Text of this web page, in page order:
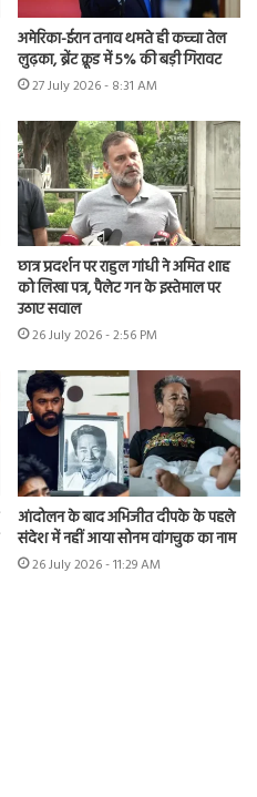
अमेरिका-ईरान तनाव थमते ही कच्चा तेल
लुढ़का, ब्रेंट क्रूड में 5% की बड़ी गिरावट
27 July 2026 - 8:31 AM
छात्र प्रदर्शन पर राहुल गांधी ने अमित शाह
को लिखा पत्र, पैलेट गन के इस्तेमाल पर
उठाए सवाल
26 July 2026 - 2:56 PM
आंदोलन के बाद अभिजीत दीपके के पहले
संदेश में नहीं आया सोनम वांगचुक का नाम
26 July 2026 - 11:29 AM